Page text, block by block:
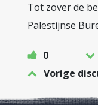
Tot zover de
Palestijnse
0
Vorige